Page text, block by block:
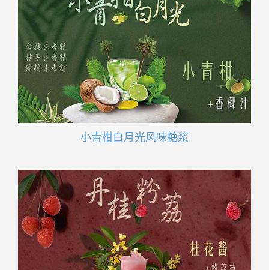
小青柑白月光风味糖浆